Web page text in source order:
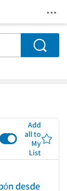
Search
Add
all to
My
List
desde